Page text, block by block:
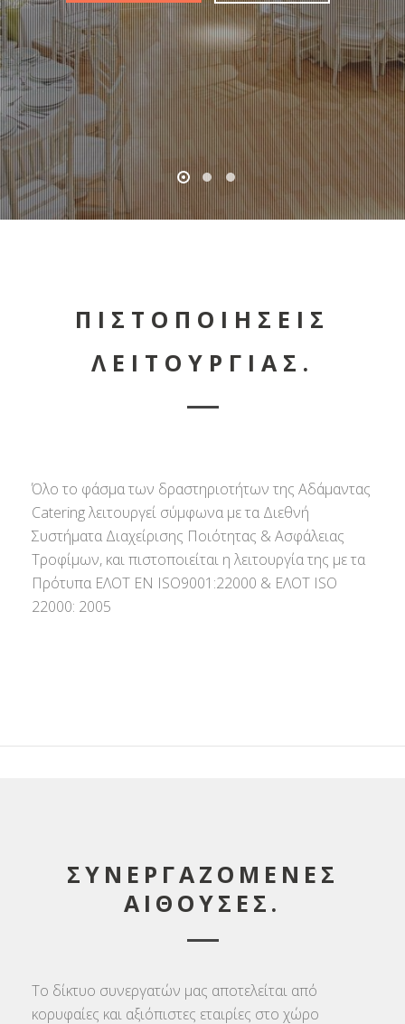
ΠΙΣΤΟΠΟΙΗΣΕΙΣ
ΛΕΙΤΟΥΡΓΙΑΣ.
Όλο το φάσμα των δραστηριοτήτων της Αδάμαντας
Catering λειτουργεί σύμφωνα με τα Διεθνή
Συστήματα Διαχείρισης Ποιότητας & Ασφάλειας
Τροφίμων, και πιστοποιείται η λειτουργία της με τα
Πρότυπα ΕΛΟΤ ΕΝ ISO9001:22000 & ΕΛΟΤ ISO
22000: 2005
ΣΥΝΕΡΓΑΖΟΜΕΝΕΣ
ΑΙΘΟΥΣΕΣ.
Το δίκτυο συνεργατών μας αποτελείται από
κορυφαίες και αξιόπιστες εταιρίες στο χώρο